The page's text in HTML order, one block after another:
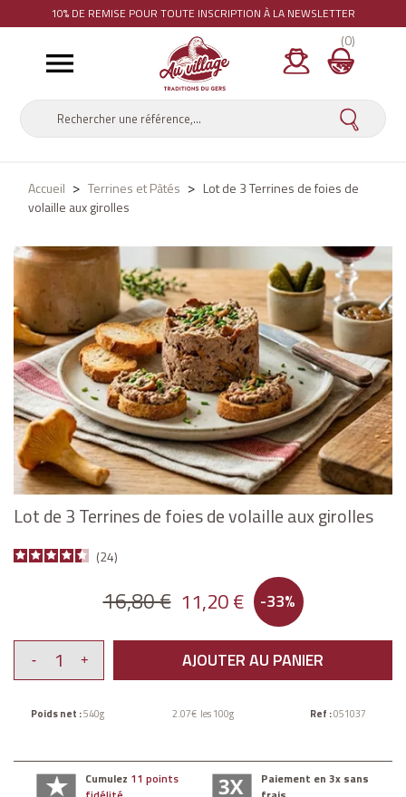
10% DE REMISE POUR TOUTE INSCRIPTION À LA NEWSLETTER

(0)
Accueil Terrines et Pâtés
Lot de 3 Terrines de foies de
volaille aux girolles
Lot de 3 Terrines de foies de volaille aux girolles
24
16,80 € 11,20 € -33%
AJOUTER AU PANIER
Poids net :540g 2.07€ les 100g Ref :051037
Cumulez 11 points
Paiement en 3x sans